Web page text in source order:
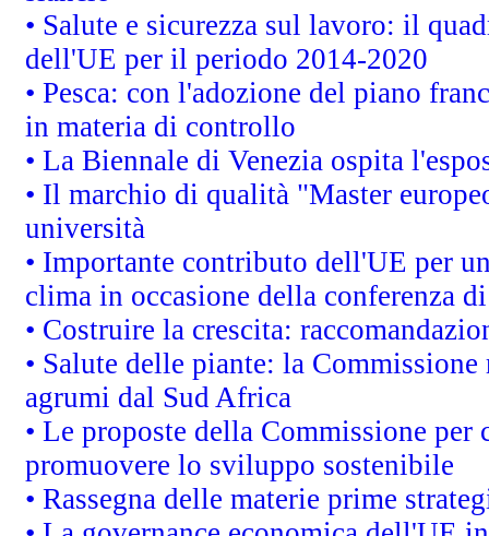
• Salute e sicurezza sul lavoro: il
dell'UE per il periodo 2014-2020
• Pesca: con l'adozione del piano
in materia di controllo
• La Biennale di Venezia ospita
• Il marchio di qualità "Master
università
• Importante contributo dell'UE per
clima in occasione della conferenza
• Costruire la crescita:
• Salute delle piante: la
agrumi dal Sud Africa
• Le proposte della Commissione
promuovere lo sviluppo sostenibile
• Rassegna delle materie prime